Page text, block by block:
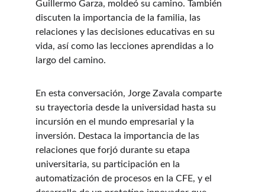
Guillermo Garza, moldeó su camino. También
discuten la importancia de la familia, las
relaciones y las decisiones educativas en su
vida, así como las lecciones aprendidas a lo
largo del camino.
En esta conversación, Jorge Zavala comparte
su trayectoria desde la universidad hasta su
incursión en el mundo empresarial y la
inversión. Destaca la importancia de las
relaciones que forjó durante su etapa
universitaria, su participación en la
automatización de procesos en la CFE, y el